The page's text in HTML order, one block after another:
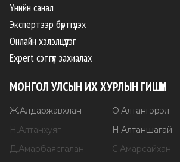
Үнийн санал
Экспертээр бүртгүүлэх
Онлайн хэлэлцүүлэг
Expert сэтгүүл захиалах
МОНГОЛ УЛСЫН ИХ ХУРЛЫН ГИШҮҮН
Ж.Алдаржавхлан О.Алтангэрэл
Н.Алтанхуяг Н.Алтаншагай
Д.Амарбаясгалан С.Амарсайхан